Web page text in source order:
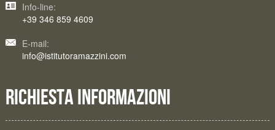
Info-line:
+39 346 859 4609
E-mail:
info@istitutoramazzini.com
RICHIESTA INFORMAZIONI